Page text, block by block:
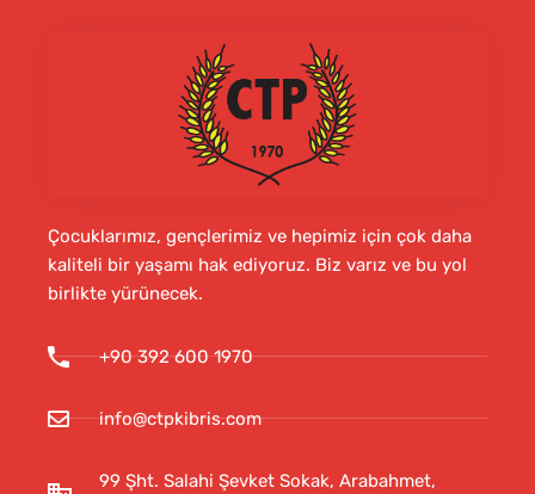
Çocuklarımız, gençlerimiz ve hepimiz için çok daha
kaliteli bir yaşamı hak ediyoruz. Biz varız ve bu yol
birlikte yürünecek.
+90 392 600 1970
info@ctpkibris.com
99 Şht. Salahi Şevket Sokak, Arabahmet,